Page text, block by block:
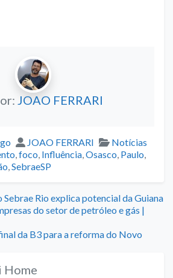
JOAO FERRARI
Author
JOAO FERRARI Categories
Notícias
,foco, Influência,Osasco, Paulo,
,SebraeSP
Sebrae Rio explica potencial da Guiana
do setor de petróleo e gás |
da B3 para a reforma do Novo
Home